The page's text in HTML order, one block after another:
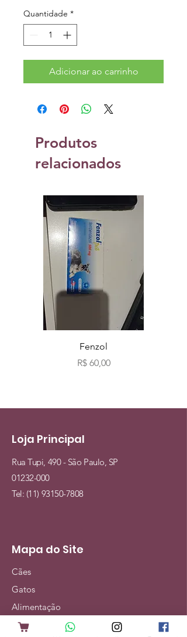
Quantidade *
Adicionar ao carrinho
Produtos
relacionados
Fenzol
Preço
R$ 60,00
Loja Principal
Rua Tupi, 490 - São Paulo, SP
01232-000
Tel: (11) 93150-7808
Mapa do Site
Cães
Gatos
Alimentação
Acessórios